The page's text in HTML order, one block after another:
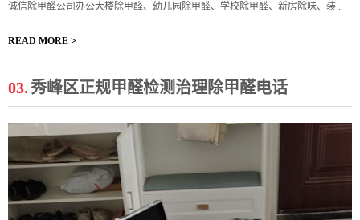
诚信除甲醛公司办公大楼除甲醛、幼儿园除甲醛、学校除甲醛、新房除味、装...
READ MORE >
03.秀峰区正规甲醛检测治理除甲醛电话